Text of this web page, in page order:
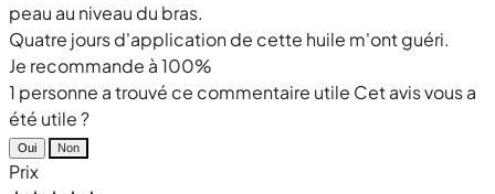
peau au niveau du bras.
Quatre jours d'application de cette huile m'ont guéri.
Je recommande à 100%
1 personne a trouvé ce commentaire utile Cet avis vous a
été utile ?
Oui Non
Prix